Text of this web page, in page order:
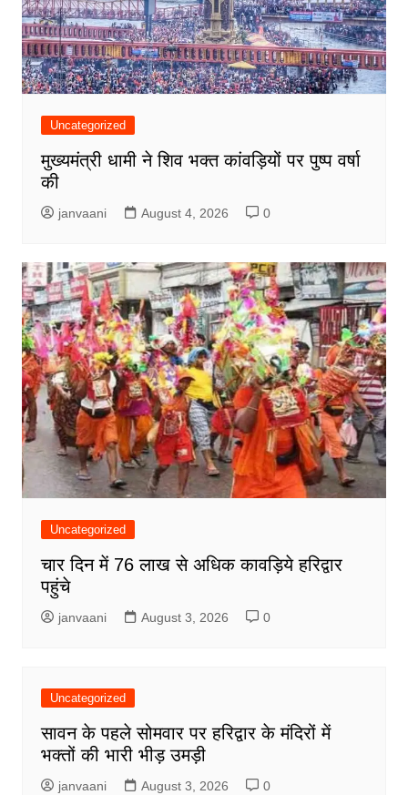
Uncategorized
मुख्यमंत्री धामी ने शिव भक्त कांवड़ियों पर पुष्प वर्षा
की
janvaani August 4, 2026 0
Uncategorized
चार दिन में 76 लाख से अधिक कावड़िये हरिद्वार
पहुंचे
janvaani August 3, 2026 0
Uncategorized
सावन के पहले सोमवार पर हरिद्वार के मंदिरों में
भक्तों की भारी भीड़ उमड़ी
janvaani August 3, 2026 0